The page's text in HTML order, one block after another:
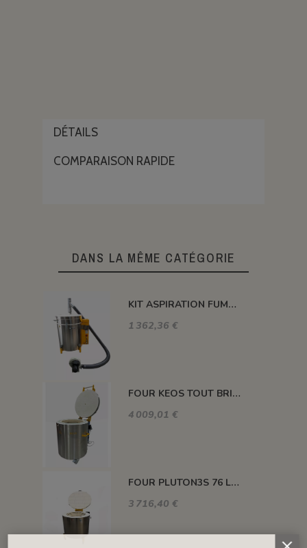
DÉTAILS
COMPARAISON RAPIDE
DANS LA MÊME CATÉGORIE
KIT ASPIRATION FUMEE ET ODEUR POUR FOUR PLUTON
1 362,36 €
FOUR KEOS TOUT BRIQUES 91 L 1320°C
4 009,01 €
FOUR PLUTON3S 76 L 1300°C
3 716,40 €